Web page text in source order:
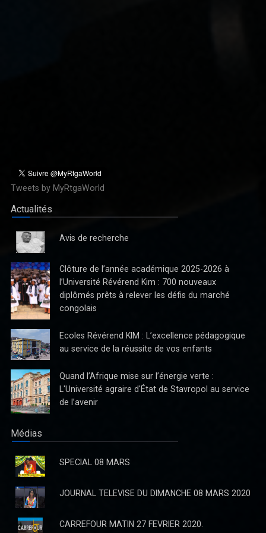
Réforme du système bancaire Congolais : KASANDA
KATUALA Olivier, un parlementaire visionnaire
En cette période où la République Démocratique du Congo aspire
à un renouveau économique et à une modernisation de son
de
Tweets by MyRtgaWorld
Actualités
Avis de recherche
Clôture de l’année académique 2025-2026 à
l’Université Révérend Kim : 700 nouveaux
diplômés prêts à relever les défis du marché
congolais
Ecoles Révérend KIM : L’excellence pédagogique
au service de la réussite de vos enfants
Quand l’Afrique mise sur l’énergie verte :
L'Université agraire d'État de Stavropol au service
de l’avenir
Médias
SPECIAL 08 MARS
JOURNAL TELEVISE DU DIMANCHE 08 MARS 2020
CARREFOUR MATIN 27 FEVRIER 2020.